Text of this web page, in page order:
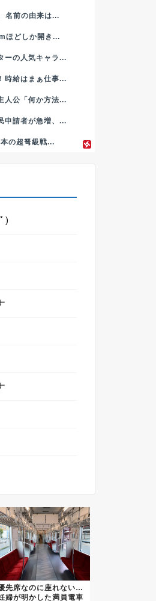
名前の由来は...
ほどしか開き...
ーの人気キャラ...
時給はまぁ仕事...
人公「何か方法...
申請者が急増、...
の超弩級戦...
)
先席なのに座れない…
婦が明かした満員電車